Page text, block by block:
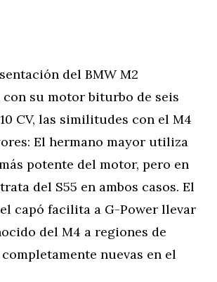
del BMW M2
su motor biturbo de seis
CV, las similitudes con el M4
El hermano mayor utiliza
potente del motor, pero en
del S55 en ambos casos. El
capó facilita a G-Power llevar
del M4 a regiones de
nuevas en el